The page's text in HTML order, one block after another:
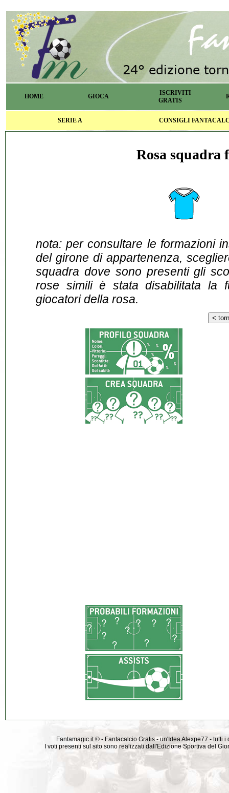
HOME GIOCA
ISCRIVITI
GRATIS
SERIE A CONSIGLI
Rosa squadra
nota: per consultare le formazioni
del girone di appartenenza,
squadra dove sono presenti gli
rose simili è stata disabilitata la
giocatori della rosa.
Fantamagic.it © - Fantacalcio Gratis - un'Idea Alexpe77 -
I voti presenti sul sito sono realizzati dall'Edizione Sportiva del